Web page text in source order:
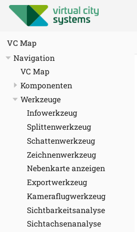
VC Map
Navigation
VC Map
Komponenten
Werkzeuge
Infowerkzeug
Splittenwerkzeug
Schattenwerkzeug
Zeichnenwerkzeug
Nebenkarte anzeigen
Exportwerkzeug
Kameraflugwerkzeug
Sichtbarkeitsanalyse
Sichtachsenanalyse